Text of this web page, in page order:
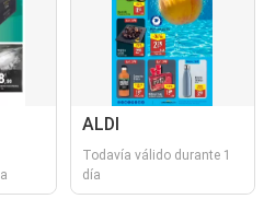
ALDI
Todavía válido durante 1
día